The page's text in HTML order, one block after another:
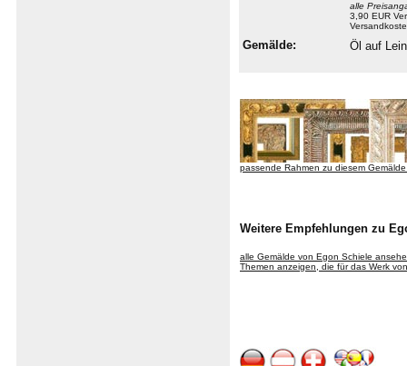
alle
3,90 EUR
Gemälde: Öl auf
passende Rahmen zu diesem
Weitere Empfehlungen zu
alle Gemälde von Egon Schiele
Themen anzeigen, die für das Werk